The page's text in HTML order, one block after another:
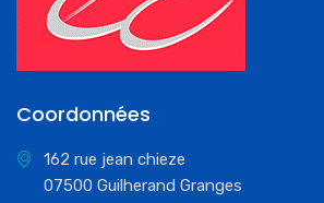
Coordonnées
162 rue jean chieze
07500 Guilherand Granges